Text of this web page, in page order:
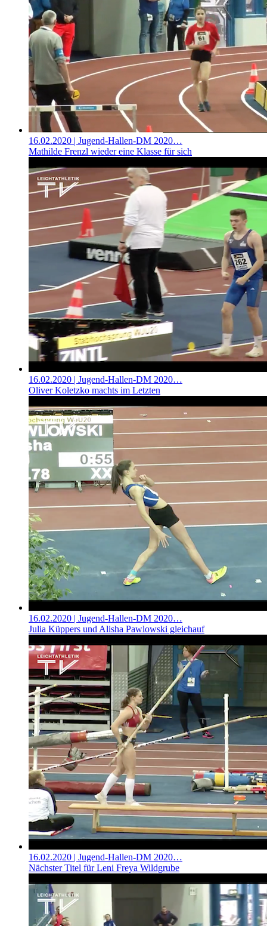
16.02.2020 | Jugend-Hallen-DM 2020…
Mathilde Frenzl wieder eine Klasse für sich
16.02.2020 | Jugend-Hallen-DM 2020…
Oliver Koletzko machts im Letzten
16.02.2020 | Jugend-Hallen-DM 2020…
Julia Küppers und Alisha Pawlowski gleichauf
16.02.2020 | Jugend-Hallen-DM 2020…
Nächster Titel für Leni Freya Wildgrube